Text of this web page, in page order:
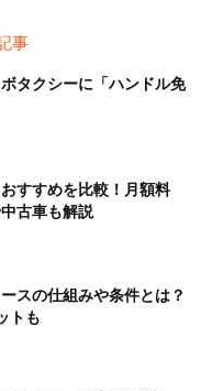
事
タクシーに「ハンドル免
すすめを比較！月額料
古車も解説
スの仕組みや条件とは？
トも